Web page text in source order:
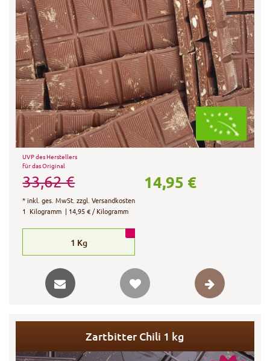
UVP des Herstellers
für das Original
33,62 € 14,95 €
*inkl. ges. MwSt. zzgl.Versandkosten
1 Kilogramm | 14,95 € / Kilogramm
1 Kg
Zartbitter Chili 1 kg